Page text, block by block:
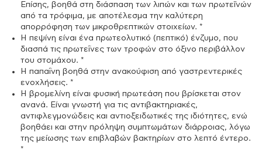
Επίσης, βοηθά στη διάσπαση των λιπών και των πρωτεϊνών
από τα τρόφιμα, µε αποτέλεσµα την καλύτερη
απορρόφηση των μικροθρεπτικών στοιχείων. *
Η πεψίνη είναι ένα πρωτεολυτικό (πεπτικό) ένζυµο, που
διασπά τις πρωτεΐνες των τροφών στο όξινο περιβάλλον
του στοµάχου. *
Η παπαΐνη βοηθά στην ανακούφιση από γαστρεντερικές
ενοχλήσεις. *
Η βροµελίνη είναι φυσική πρωτεάση που βρίσκεται στον
ανανά. Είναι γνωστή για τις αντιβακτηριακές,
αντιφλεγµονώδεις και αντιοξειδωτικές της ιδιότητες, ενώ
βοηθάει και στην πρόληψη συµπτωµάτων διάρροιας, λόγω
της µείωσης των επιβλαβών βακτηρίων στο λεπτό έντερο.
*